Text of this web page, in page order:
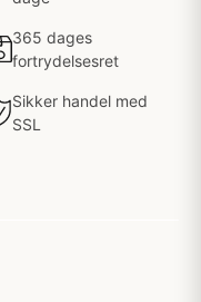
365 dages
fortrydelsesret
Sikker handel med
SSL